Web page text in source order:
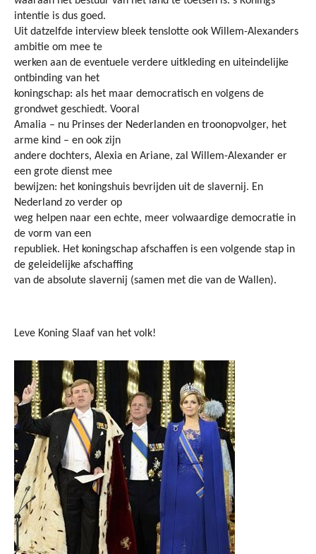
intentie is dus goed.
Uit datzelfde interview bleek tenslotte ook Willem-Alexanders
ambitie om mee te
werken aan de eventuele verdere uitkleding en uiteindelijke
ontbinding van het
koningschap: als het maar democratisch en volgens de
grondwet geschiedt. Vooral
Amalia – nu Prinses der Nederlanden en troonopvolger, het
arme kind – en ook zijn
andere dochters, Alexia en Ariane, zal Willem-Alexander er
een grote dienst mee
bewijzen: het koningshuis bevrijden uit de slavernij. En
Nederland zo verder op
weg helpen naar een echte, meer volwaardige democratie in
de vorm van een
republiek. Het koningschap afschaffen is een volgende stap in
de geleidelijke afschaffing
van de absolute slavernij (samen met die van de Wallen).
Leve Koning Slaaf van het volk!